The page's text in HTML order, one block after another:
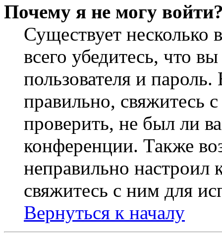
Почему я не могу
Существует
всего убедитесь, что
пользователя и
правильно, свяжитесь
проверить, не был ли
конференции. Также
неправильно
свяжитесь с ним для
Вернуться к началу